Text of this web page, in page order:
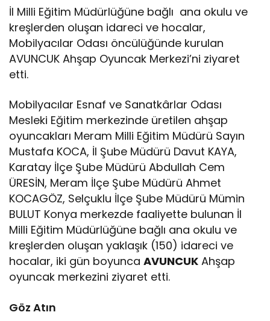
İl Milli Eğitim Müdürlüğüne bağlı ana okulu ve
kreşlerden oluşan idareci ve hocalar,
Mobilyacılar Odası öncülüğünde kurulan
AVUNCUK Ahşap Oyuncak Merkezi’ni ziyaret
etti.
Mobilyacılar Esnaf ve Sanatkârlar Odası
Mesleki Eğitim merkezinde üretilen ahşap
oyuncakları Meram Milli Eğitim Müdürü Sayın
Mustafa KOCA, İl Şube Müdürü Davut KAYA,
Karatay İlçe Şube Müdürü Abdullah Cem
ÜRESİN, Meram İlçe Şube Müdürü Ahmet
KOCAGÖZ, Selçuklu İlçe Şube Müdürü Mümin
BULUT Konya merkezde faaliyette bulunan İl
Milli Eğitim Müdürlüğüne bağlı ana okulu ve
kreşlerden oluşan yaklaşık (150) idareci ve
hocalar, iki gün boyuncaAVUNCUK Ahşap
oyuncak merkezini ziyaret etti.
Göz Atın